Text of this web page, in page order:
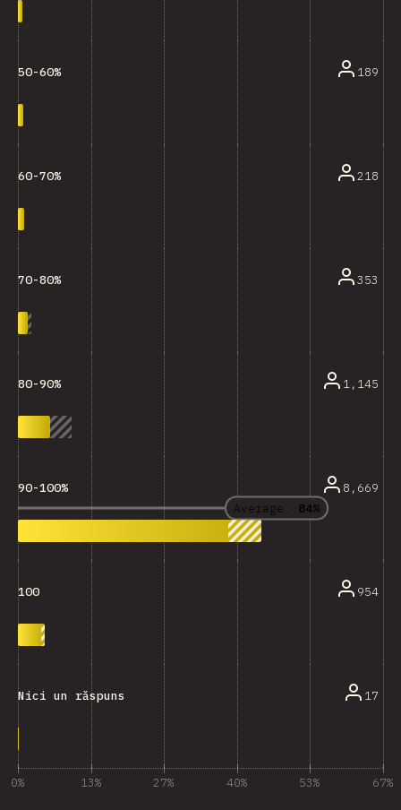
Average: 84%
50-60% 189
60-70% 218
70-80% 353
80-90% 1,145
90-100% 8,669
100 954
Nici un răspuns 17
0% 13% 27% 40% 53% 67%